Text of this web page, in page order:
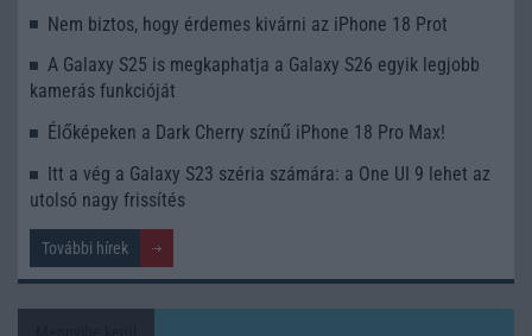
Nem biztos, hogy érdemes kivárni az iPhone 18 Prot
A Galaxy S25 is megkaphatja a Galaxy S26 egyik legjobb
kamerás funkcióját
Élőképeken a Dark Cherry színű iPhone 18 Pro Max!
Itt a vég a Galaxy S23 széria számára: a One UI 9 lehet az
utolsó nagy frissítés
További hírek